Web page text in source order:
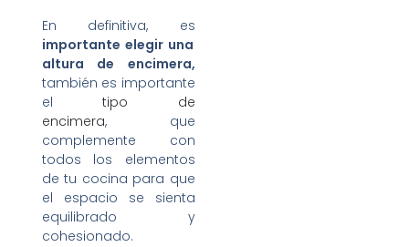
En definitiva, es
importante elegir una
altura de encimera,
también es importante
el tipo de
encimera, que
complemente con
todos los elementos
de tu cocina para que
el espacio se sienta
equilibrado y
cohesionado.